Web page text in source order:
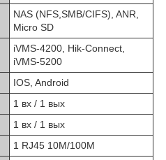
NAS (NFS,SMB/CIFS), ANR,
Micro SD
iVMS-4200, Hik-Connect,
iVMS-5200
IOS, Android
1 вх / 1 вых
1 вх / 1 вых
1 RJ45 10M/100M